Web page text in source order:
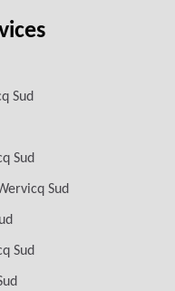
Sud
Sud
Sud
Sud